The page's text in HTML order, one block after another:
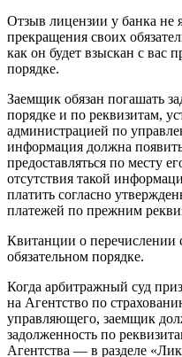
Отзыв лицензии у банка не
прекращения своих
как он будет взыскан с вас
порядке.
Заемщик обязан погашать
порядке и по реквизитам,
администрацией по
информация должна
предоставляться по месту
отсутствия такой
платить согласно
платежей по прежним
Квитанции о перечислении
обязательном порядке.
Когда арбитражный суд
на Агентство по
управляющего, заемщик
задолженность по
Агентства — в разделе